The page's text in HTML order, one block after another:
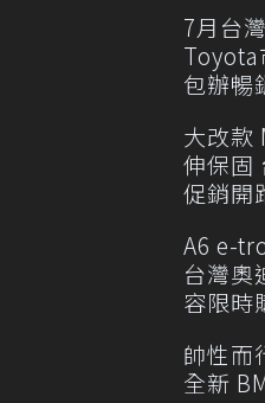
7月台
Toyota
包辦暢
大改款
伸保固
促銷開
A6 e-
台灣奧
容限時
帥性而
全新